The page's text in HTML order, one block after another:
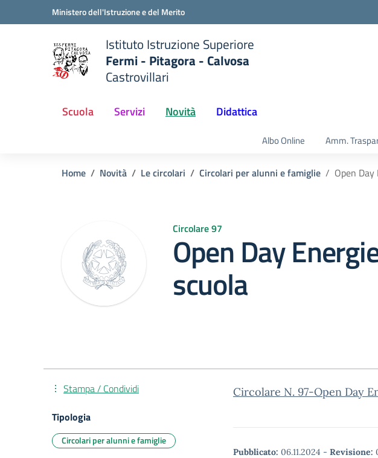
Vai ai contenuti
Vai al menu di navigazioneMinistero dell'Istruzione e del Merito
Istituto Istruzione Superiore
Fermi - Pitagora - Calvosa
Castrovillari
Scuola Servizi Novità Didattica
Albo Online Amm.
Home Novità Le circolari Circolari per alunni e famiglie Open
Circolare 97
Open Day
scuola
Circolare N. 97-Open Day
Pubblicato: 06.11.2024 - Revisione:
Stampa / Condividi
Tipologia
Circolari per alunni e famiglie